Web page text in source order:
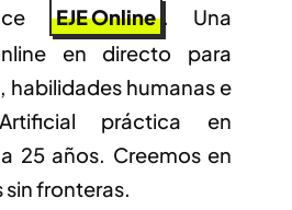
EJE Online . Una
en directo para
habilidades humanas e
práctica en
25 años. Creemos en
fronteras.